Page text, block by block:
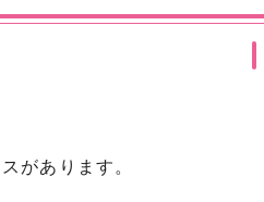
があります。